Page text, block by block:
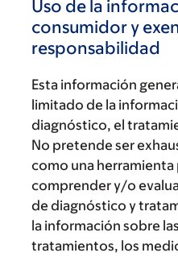
Uso de la
consumidor y
responsabilidad
Esta información
limitado de la
diagnóstico, el
No pretende ser
como una herramienta
comprender y/o
de diagnóstico y
la información sobre
tratamientos, los